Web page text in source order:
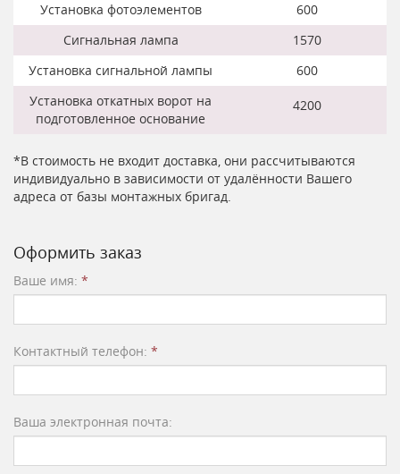
Установка фотоэлементов
600
Сигнальная лампа
1570
Установка сигнальной лампы
600
Установка откатных ворот на
подготовленное основание
4200
*В стоимость не входит доставка, они рассчитываются
индивидуально в зависимости от удалённости Вашего
адреса от базы монтажных бригад.
Оформить заказ
Ваше имя: *
Контактный телефон: *
Ваша электронная почта: